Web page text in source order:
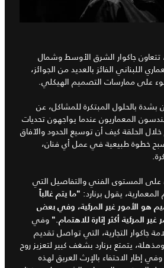
تتعاون جاكوار الشرق الأوسط وشمال
اللبناني الفائز بالعديد من الجوائز،
على ممارسات التصميم الهيكلي.
بشدة بالحلول المبتكرة للمشاكل، عن
المعماريون عندما يواجهون تحديات
الحلقة كيف أن توسيع الحدود والآفاق
أصبح خطوة طبيعية في عمل أي فنان،
المستوى الفني والتفاصيل التي
يقول برنارد: "ما يتم غالباً
هو الأمور غير المرئية، وفي بعض
غير المرئية أكثر إثارة للاهتمام." وفي
جاكوار التجارية، التي تواصل تقديم
يتمتع برنارد بشغف كبير لتعزيز روح
وفي إطار الاحتفاء بالإرث العريق لهذه